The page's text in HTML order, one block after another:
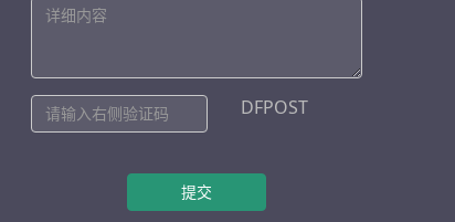
DFPOST
提交